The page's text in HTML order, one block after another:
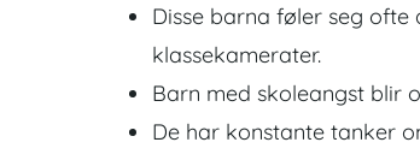
Disse barna føler seg
klassekamerater.
Barn med skoleangst blir
De har konstante tanker